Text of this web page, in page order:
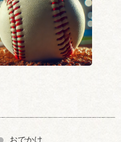
おでかけ